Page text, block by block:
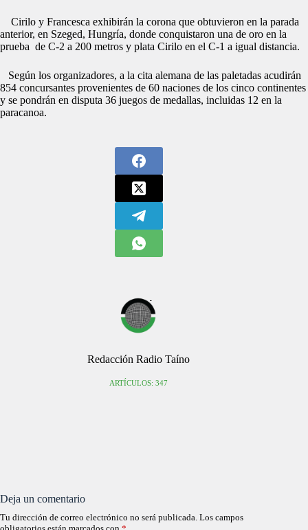
Cirilo y Francesca exhibirán la corona que obtuvieron en la parada
anterior, en Szeged, Hungría, donde conquistaron una de oro en la
prueba de C-2 a 200 metros y plata Cirilo en el C-1 a igual distancia.
Según los organizadores, a la cita alemana de las paletadas acudirán
854 concursantes provenientes de 60 naciones de los cinco continentes
y se pondrán en disputa 36 juegos de medallas, incluidas 12 en la
paracanoa.
Redacción Radio Taíno
ARTÍCULOS: 347
Deja un comentario
Tu dirección de correo electrónico no será publicada. Los campos